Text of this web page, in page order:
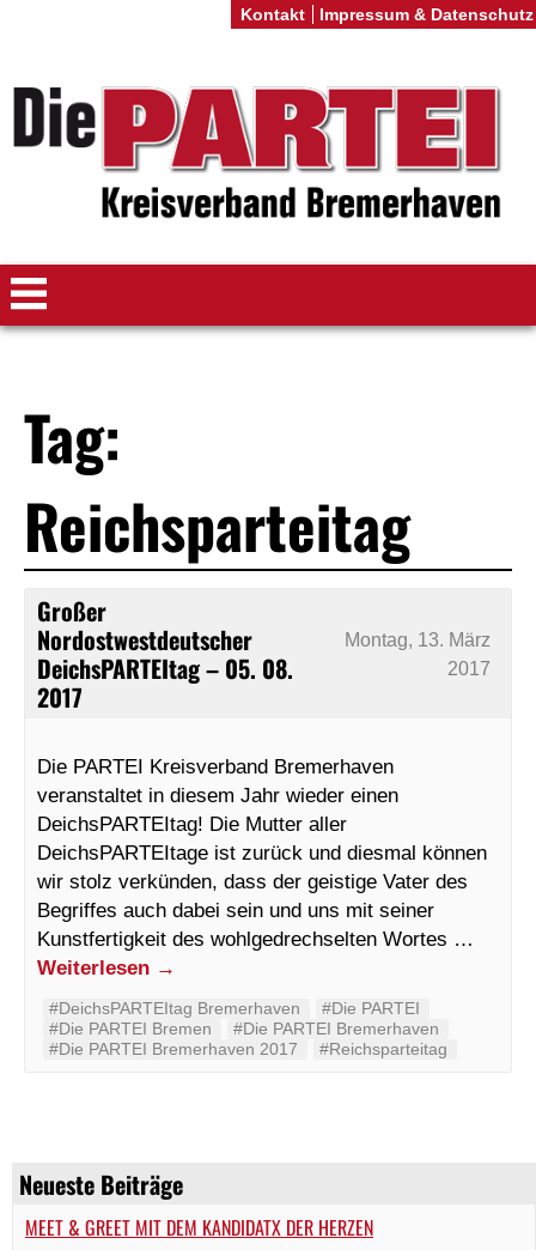
Neueste Beiträge
MEET & GREET MIT DEM KANDIDATX DER HERZEN
Tag:
Reichsparteitag
Großer
Nordostwestdeutscher
DeichsPARTEItag – 05. 08.
2017
Montag, 13. März
2017
Die PARTEI Kreisverband Bremerhaven
veranstaltet in diesem Jahr wieder einen
DeichsPARTEItag! Die Mutter aller
DeichsPARTEItage ist zurück und diesmal können
wir stolz verkünden, dass der geistige Vater des
Begriffes auch dabei sein und uns mit seiner
Kunstfertigkeit des wohlgedrechselten Wortes …
Weiterlesen →
#DeichsPARTEItag Bremerhaven
#‬‪Die PARTEI‬
#Die PARTEI Bremen
#Die PARTEI Bremerhaven
#Die PARTEI Bremerhaven 2017
#Reichsparteitag
Kontakt Impressum & Datenschutz